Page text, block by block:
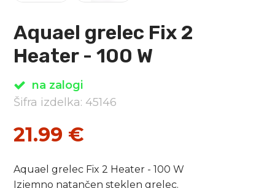
Aquael grelec Fix 2
Heater - 100 W
na zalogi
Šifra izdelka: 45146
21.99 €
Aquael grelec Fix 2 Heater - 100 W
Izjemno natančen steklen grelec.